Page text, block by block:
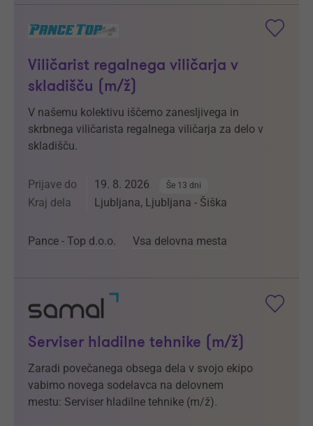
Viličarist regalnega viličarja v
skladišču (m/ž)
V našemu kolektivu iščemo zanesljivega in
skrbnega viličarista regalnega viličarja za delo v
skladišču.
Prijave do 19. 8. 2026 Še 13 dni
Kraj dela Ljubljana, Ljubljana - Šiška
Pance - Top d.o.o. Vsa delovna mesta
Serviser hladilne tehnike (m/ž)
Zaradi povečanega obsega dela v svojo ekipo
vabimo novega sodelavca na delovnem
mestu: Serviser hladilne tehnike (m/ž).